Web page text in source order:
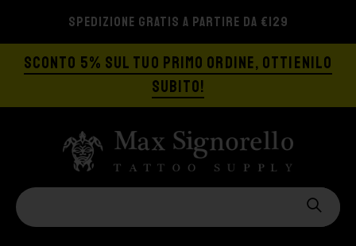
SPEDIZIONE GRATIS A PARTIRE DA €129
SCONTO 5% SUL TUO PRIMO ORDINE, OTTIENILO
SUBITO!